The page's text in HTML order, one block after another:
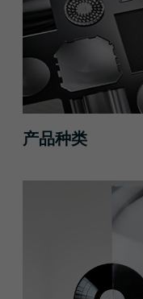
产品种类